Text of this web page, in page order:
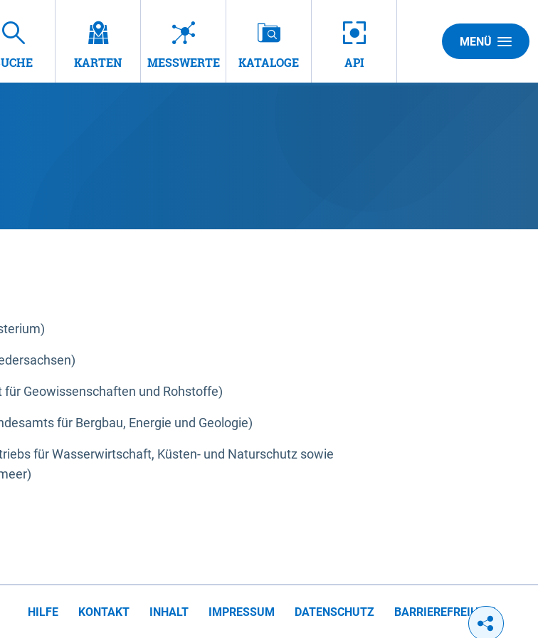
KARTEN MESSWERTE KATALOGE API
MENÜ
Geowissenschaften und Rohstoffe)
für Bergbau, Energie und Geologie)
für Wasserwirtschaft, Küsten- und Naturschutz sowie
HILFE KONTAKT INHALT IMPRESSUM DATENSCHUTZ BARRIEREFREIHEIT